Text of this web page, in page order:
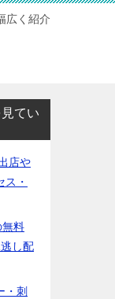
広く紹介
てい
店や
・
無料
し配
・刺